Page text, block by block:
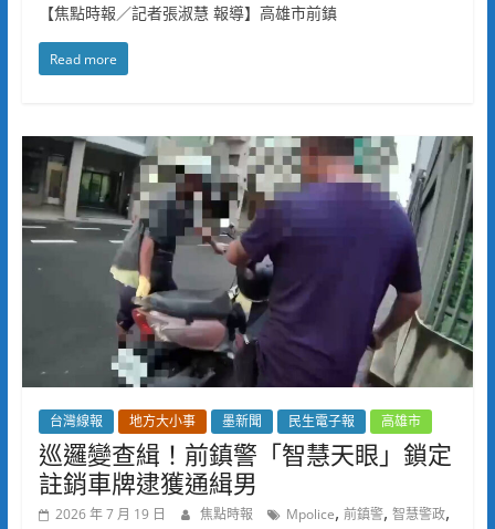
【焦點時報／記者張淑慧 報導】高雄市前鎮
Read more
台灣線報 地方大小事 墨新聞 民生電子報 高雄市
巡邏變查緝！前鎮警「智慧天眼」鎖定
註銷車牌逮獲通緝男
2026 年 7 月 19 日 焦點時報 Mpolice, 前鎮警, 智慧警政,